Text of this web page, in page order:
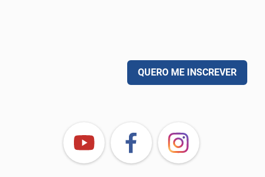
QUERO ME INSCREVER